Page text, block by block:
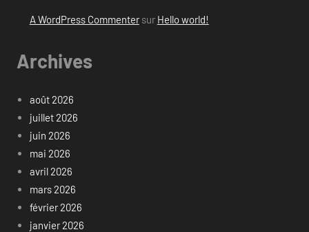
A WordPress Commentersur Hello world!
Archives
août 2026
juillet 2026
juin 2026
mai 2026
avril 2026
mars 2026
février 2026
janvier 2026